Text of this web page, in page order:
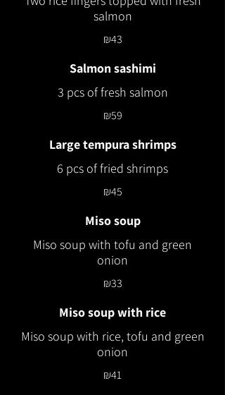
salmon
₪43
Salmon sashimi
3 pcs of fresh salmon
₪59
Large tempura shrimps
6 pcs of fried shrimps
₪45
Miso soup
Miso soup with tofu and green
onion
₪33
Miso soup with rice
Miso soup with rice, tofu and green
onion
₪41